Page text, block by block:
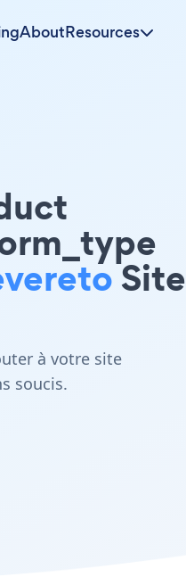
AboutResources
Site
à votre site
soucis.